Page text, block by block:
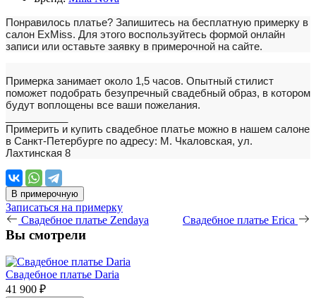
Понравилось платье? Запишитесь на бесплатную примерку в
салон ExMiss. Для этого воспользуйтесь формой онлайн
записи или оставьте заявку в примерочной на сайте.
Примерка занимает около 1,5 часов. Опытный стилист
поможет подобрать безупречный свадебный образ, в котором
будут воплощены все ваши пожелания.
Примерить и купить свадебное платье можно в нашем салоне
в Санкт-Петербурге по адресу: М. Чкаловская, ул.
Лахтинская 8
В примерочную
Записаться на примерку
Свадебное платье Zendaya
Свадебное платье Erica
Вы смотрели
Свадебное платье Daria
41 900 ₽